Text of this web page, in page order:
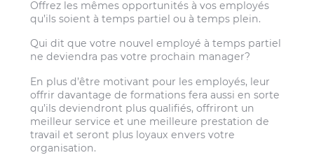
Offrez les mêmes opportunités à vos employés
qu’ils soient à temps partiel ou à temps plein.
Qui dit que votre nouvel employé à temps partiel
ne deviendra pas votre prochain manager?
En plus d’être motivant pour les employés, leur
offrir davantage de formations fera aussi en sorte
qu’ils deviendront plus qualifiés, offriront un
meilleur service et une meilleure prestation de
travail et seront plus loyaux envers votre
organisation.